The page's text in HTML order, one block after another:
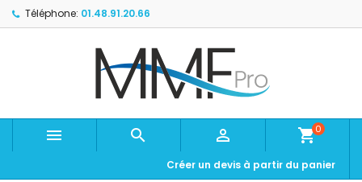
Téléphone: 01.48.91.20.66
   shopping_cart0
Créer un devis à partir du panier